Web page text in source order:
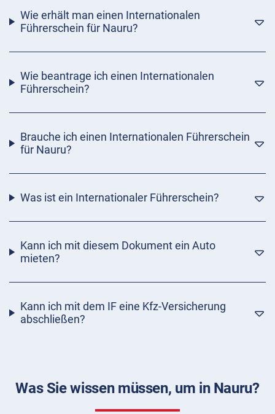
Wie erhält man einen Internationalen
Führerschein für Nauru?
Wie beantrage ich einen Internationalen
Führerschein?
Brauche ich einen Internationalen Führerschein
für Nauru?
Was ist ein Internationaler Führerschein?
Kann ich mit diesem Dokument ein Auto
mieten?
Kann ich mit dem IF eine Kfz-Versicherung
abschließen?
Was Sie wissen müssen, um in Nauru?